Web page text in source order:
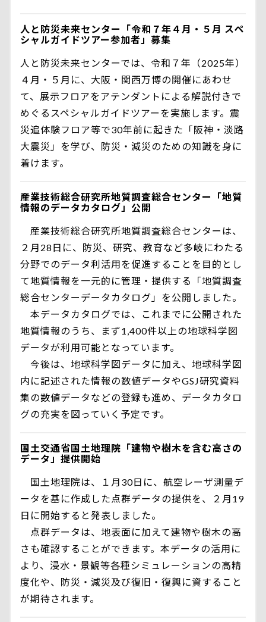
人と防災未来センター「令和７年４月・５月 スペ
シャルガイドツアー参加者」募集
人と防災未来センターでは、令和７年（2025年）
４月・５月に、大阪・関西万博の開催にあわせ
て、展示フロアをアテンダントによる解説付きで
めぐるスペシャルガイドツアーを実施します。震
災追体験フロア等で30年前に起きた「阪神・淡路
大震災」を学び、防災・減災のための知識を身に
着けます。
産業技術総合研究所地質調査総合センター「地質
情報のデータカタログ」公開
産業技術総合研究所地質調査総合センターは、
２月28日に、防災、研究、教育など多岐にわたる
分野でのデータ利活用を促進することを目的とし
て地質情報を一元的に管理・提供する「地質調査
総合センターデータカタログ」を公開しました。
本データカタログでは、これまでに公開された
地質情報のうち、まず1,400件以上の地球科学図
データが利用可能となっています。
今後は、地球科学図データに加え、地球科学図
内に記述された情報の数値データやGSJ研究資料
集の数値データなどの登録も進め、データカタロ
グの充実を図っていく予定です。
国土交通省国土地理院「建物や樹木を含む高さの
データ」提供開始
国土地理院は、１月30日に、航空レーザ測量デ
ータを基に作成した点群データの提供を、２月19
日に開始すると発表しました。
点群データは、地表面に加えて建物や樹木の高
さも確認することができます。本データの活用に
より、浸水・景観等各種シミュレーションの高精
度化や、防災・減災及び復旧・復興に資すること
が期待されます。